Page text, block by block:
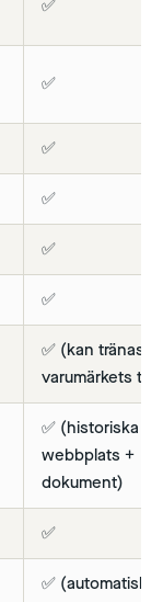
✅
✅
✅
✅
✅
✅
✅ (kan tränas
varumärkets
✅ (historiska
webbplats +
dokument)
✅
✅ (automatisk